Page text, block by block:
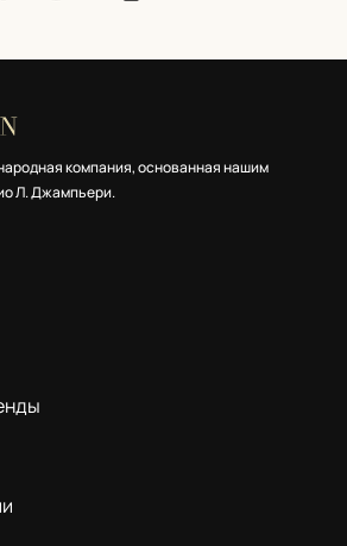
компания, основанная нашим
Л. Джампьери.